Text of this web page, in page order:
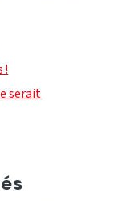
!
serait